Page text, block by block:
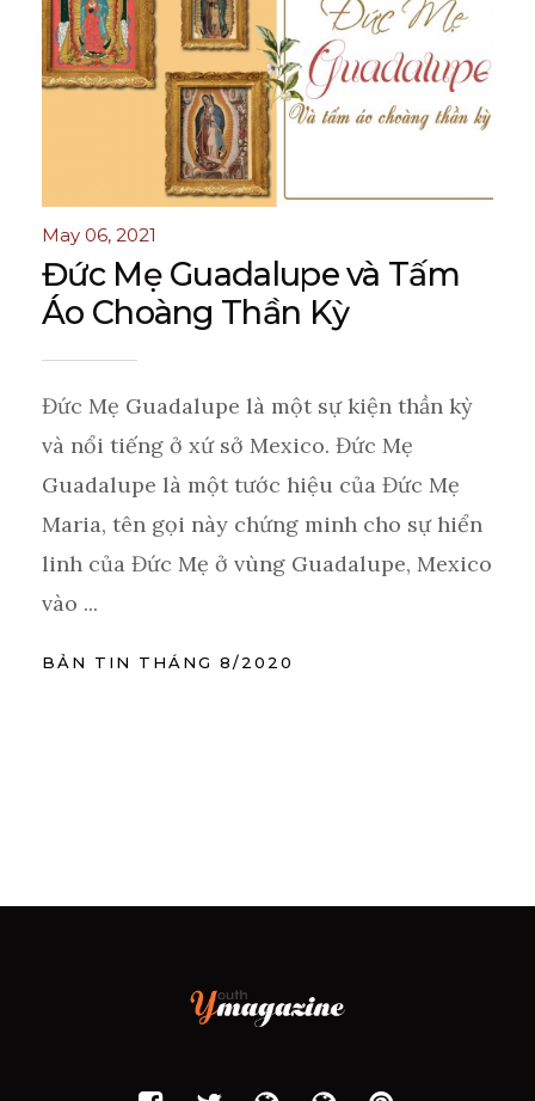
May 06, 2021
Đức Mẹ Guadalupe và Tấm
Áo Choàng Thần Kỳ
Đức Mẹ Guadalupe là một sự kiện thần kỳ
và nổi tiếng ở xứ sở Mexico. Đức Mẹ
Guadalupe là một tước hiệu của Đức Mẹ
Maria, tên gọi này chứng minh cho sự hiển
linh của Đức Mẹ ở vùng Guadalupe, Mexico
vào ...
BẢN TIN THÁNG 8/2020